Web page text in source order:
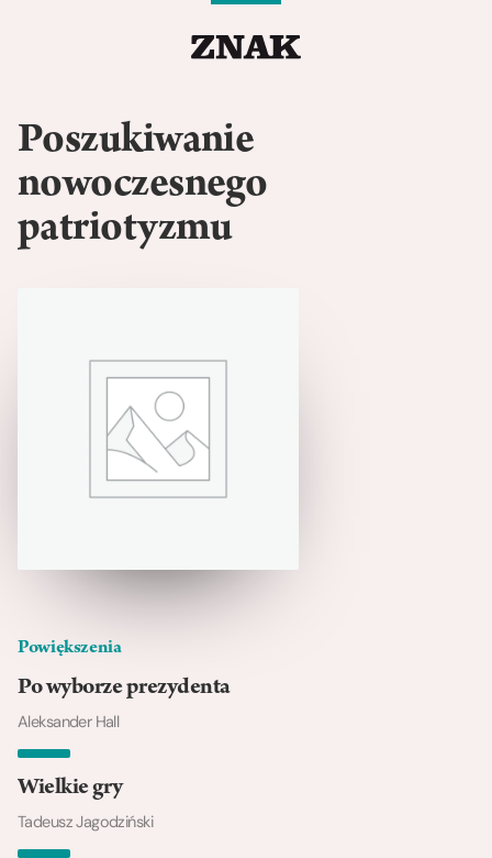
Poszukiwanie
nowoczesnego
patriotyzmu
Powiększenia
Po wyborze prezydenta
Aleksander Hall
Wielkie gry
Tadeusz Jagodziński